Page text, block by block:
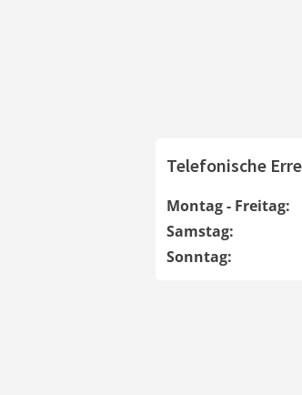
Telefonische
Montag - Freitag:
Samstag:
Sonntag: